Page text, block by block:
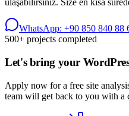
ulaşabilirsiniz. Size en kısa
WhatsApp: +90 850 840 88
500+ projects completed
Let's bring your
Apply now for a free site
team will get back to you with a